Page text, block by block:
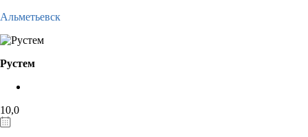
Альметьевск
Рустем
10,0